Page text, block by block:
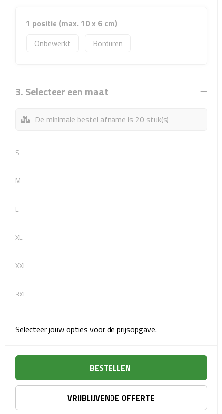
Sporttassen
Picknick rugtassen
Lunchtassen
Opbergtasjes
1 positie (max. 10 x 6 cm)
Onbewerkt
Borduren
3. Selecteer een maat
De minimale bestel afname is 20 stuk(s)
S
M
L
XL
XXL
3XL
Selecteer jouw opties voor de prijsopgave.
BESTELLEN
VRIJBLIJVENDE OFFERTE